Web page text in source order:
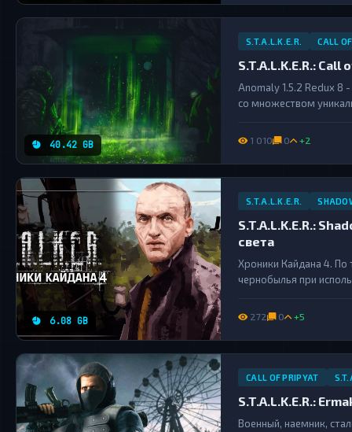
40.42 GB
S.T.A.L.K.E.R. CALL
S.T.A.L.K.E.R.:
Anomaly 1.5.2 Redux 8
со множеством
пофиксил все прицелы
1 010 0 +2
6.08 GB
S.T.A.L.K.E.R.
S.T.A.L.K.E.R.:
света
Хроники Кайдана 4. По
чернобылья при
героем историю. В
272 0 +5
CALL OF PRIPYAT
S.T.A.L.K.E.R.:
Военный, наемник,